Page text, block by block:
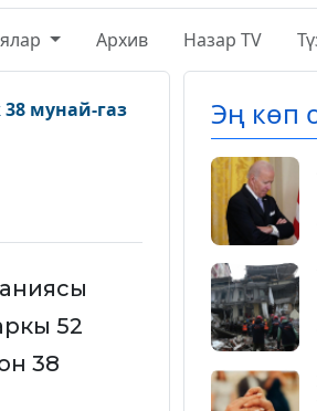
Архив Назар TV
мунай-газ
52
38
Эң көп